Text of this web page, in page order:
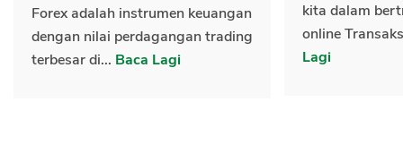
Forex adalah instrumen keuangan
dengan nilai perdagangan trading
terbesar di... Baca Lagi
kita dalam
online
Lagi